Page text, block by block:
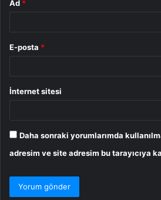
Ad *
E-posta *
İnternet sitesi
Daha sonraki yorumlarımda
adresim ve site adresim bu tarayıcıya